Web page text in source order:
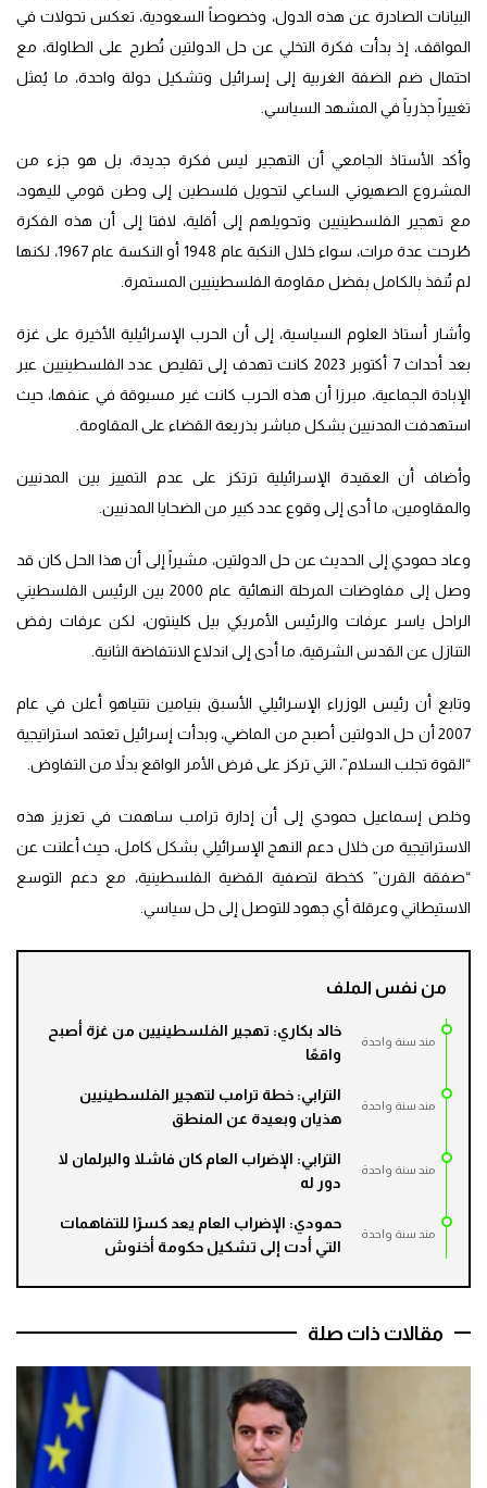
البيانات الصادرة عن هذه الدول، وخصوصاً السعودية، تعكس تحولات في
المواقف، إذ بدأت فكرة التخلي عن حل الدولتين تُطرح على الطاولة، مع
احتمال ضم الضفة الغربية إلى إسرائيل وتشكيل دولة واحدة، ما يُمثل
تغييراً جذرياً في المشهد السياسي.
وأكد الأستاذ الجامعي أن التهجير ليس فكرة جديدة، بل هو جزء من
المشروع الصهيوني الساعي لتحويل فلسطين إلى وطن قومي لليهود،
مع تهجير الفلسطينيين وتحويلهم إلى أقلية، لافتا إلى أن هذه الفكرة
طُرحت عدة مرات، سواء خلال النكبة عام 1948 أو النكسة عام 1967، لكنها
لم تُنفذ بالكامل بفضل مقاومة الفلسطينيين المستمرة.
وأشار أستاذ العلوم السياسية، إلى أن الحرب الإسرائيلية الأخيرة على غزة
بعد أحداث 7 أكتوبر 2023 كانت تهدف إلى تقليص عدد الفلسطينيين عبر
الإبادة الجماعية، مبرزا أن هذه الحرب كانت غير مسبوقة في عنفها، حيث
استهدفت المدنيين بشكل مباشر بذريعة القضاء على المقاومة.
وأضاف أن العقيدة الإسرائيلية ترتكز على عدم التمييز بين المدنيين
والمقاومين، ما أدى إلى وقوع عدد كبير من الضحايا المدنيين.
وعاد حمودي إلى الحديث عن حل الدولتين، مشيراً إلى أن هذا الحل كان قد
وصل إلى مفاوضات المرحلة النهائية عام 2000 بين الرئيس الفلسطيني
الراحل ياسر عرفات والرئيس الأمريكي بيل كلينتون، لكن عرفات رفض
التنازل عن القدس الشرقية، ما أدى إلى اندلاع الانتفاضة الثانية.
وتابع أن رئيس الوزراء الإسرائيلي الأسبق بنيامين نتنياهو أعلن في عام
2007 أن حل الدولتين أصبح من الماضي، وبدأت إسرائيل تعتمد استراتيجية
“القوة تجلب السلام”، التي تركز على فرض الأمر الواقع بدلاً من التفاوض.
وخلص إسماعيل حمودي إلى أن إدارة ترامب ساهمت في تعزيز هذه
الاستراتيجية من خلال دعم النهج الإسرائيلي بشكل كامل، حيث أعلنت عن
“صفقة القرن” كخطة لتصفية القضية الفلسطينية، مع دعم التوسع
الاستيطاني وعرقلة أي جهود للتوصل إلى حل سياسي.
من نفس الملف
مند سنة واحدة
خالد بكاري: تهجير الفلسطينيين من غزة أصبح
واقعًا
مند سنة واحدة
الترابي: خطة ترامب لتهجير الفلسطينيين
هذيان وبعيدة عن المنطق
مند سنة واحدة
الترابي: الإضراب العام كان فاشلا والبرلمان لا
دور له
مند سنة واحدة
حمودي: الإضراب العام يعد كسرًا للتفاهمات
التي أدت إلى تشكيل حكومة أخنوش
مقالات ذات صلة